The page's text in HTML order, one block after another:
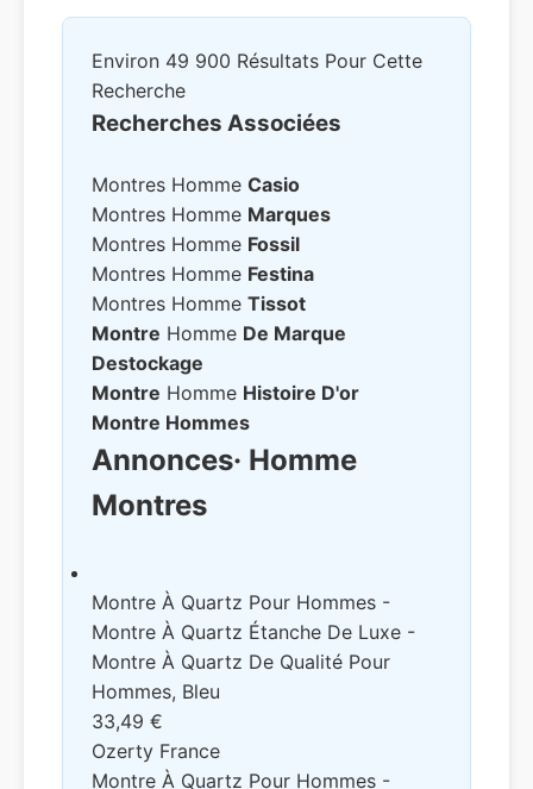
Environ 49 900 Résultats Pour Cette
Recherche
Recherches Associées
Montres Homme Casio
Montres Homme Marques
Montres Homme Fossil
Montres Homme Festina
Montres Homme Tissot
Montre Homme De Marque
Destockage
Montre Homme Histoire D'or
Montre Hommes
Annonces· Homme
Montres
Montre À Quartz Pour Hommes -
Montre À Quartz Étanche De Luxe -
Montre À Quartz De Qualité Pour
Hommes, Bleu
33,49 €
Ozerty France
Montre À Quartz Pour Hommes -